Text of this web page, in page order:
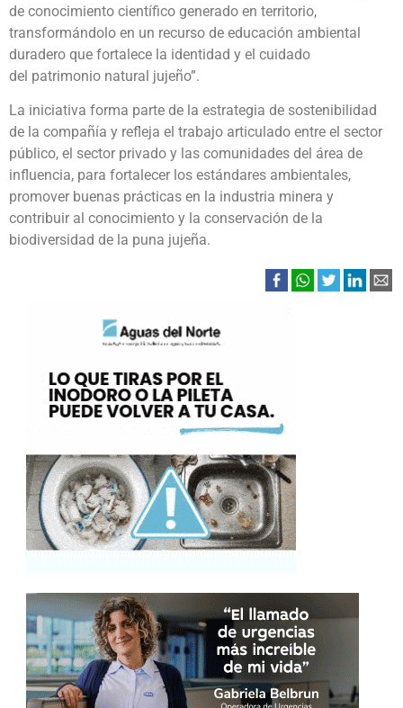
de conocimiento científico generado en territorio,
transformándolo en un recurso de educación ambiental
duradero que fortalece la identidad y el cuidado
del patrimonio natural jujeño”.
La iniciativa forma parte de la estrategia de sostenibilidad
de la compañía y refleja el trabajo articulado entre el sector
público, el sector privado y las comunidades del área de
influencia, para fortalecer los estándares ambientales,
promover buenas prácticas en la industria minera y
contribuir al conocimiento y la conservación de la
biodiversidad de la puna jujeña.